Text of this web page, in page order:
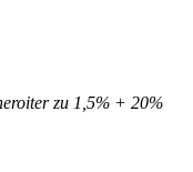
zu 1,5% + 20%